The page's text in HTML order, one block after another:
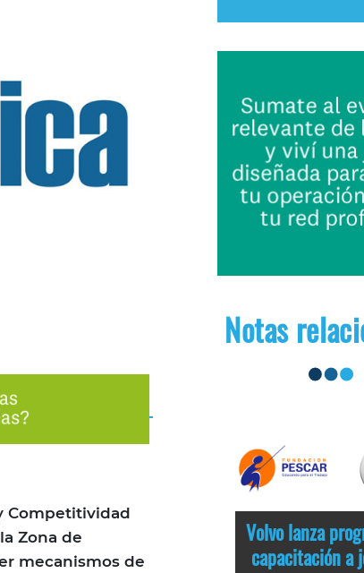
Competitividad
Zona de
mecanismos de
Notas
Volvo lanza
capacitación a